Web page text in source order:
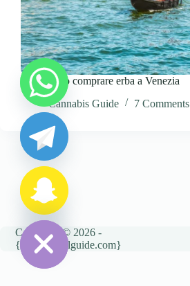
dove posso comprare erba a Venezia
Cannabis Guide
7 Comments
Copyright © 2026 -
{cannatravelguide.com}
H
i
c
h
a
t
y